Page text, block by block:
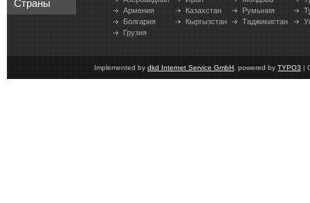
Страны
Армения
Болгария
Грузия
Казахстан
Кыргызстан
Румыния
Таджикистан
Implemented by dkd Internet Service GmbH , powered by TYPO3 |